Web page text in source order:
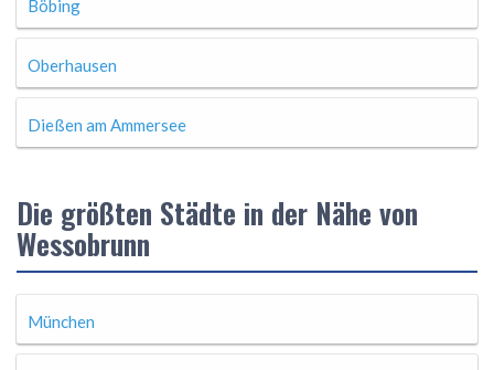
Böbing
Oberhausen
Dießen am Ammersee
Die größten Städte in der Nähe von
Wessobrunn
München